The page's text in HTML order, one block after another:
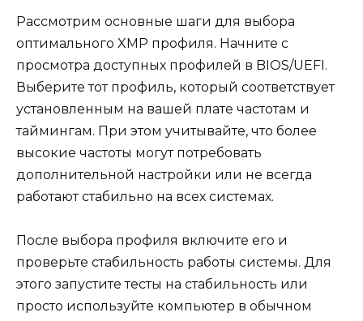
Рассмотрим основные шаги для выбора
оптимального XMP профиля. Начните с
просмотра доступных профилей в BIOS/UEFI.
Выберите тот профиль, который соответствует
установленным на вашей плате частотам и
таймингам. При этом учитывайте, что более
высокие частоты могут потребовать
дополнительной настройки или не всегда
работают стабильно на всех системах.
После выбора профиля включите его и
проверьте стабильность работы системы. Для
этого запустите тесты на стабильность или
просто используйте компьютер в обычном